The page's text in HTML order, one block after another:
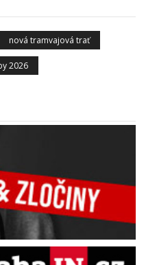
nová tramvajová trať
2026